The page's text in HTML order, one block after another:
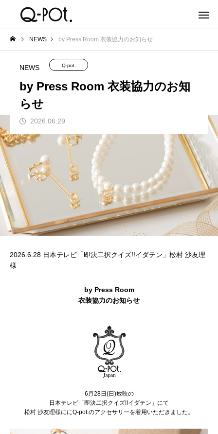
NEWS by Press Room 衣装協力のお知らせ
NEWS Q-pot.
by Press Room 衣装協力のお知
らせ
2026.06.29
2026.6.28 日本テレビ「即決二択クイズ!!イダテン」松村 沙友理
様
by Press Room
衣装協力のお知らせ
6月28日(日)放映の
日本テレビ「即決二択クイズ!!イダテン」にて
松村 沙友理様ににQ-pot.のアクセサリーを着用いただきました。